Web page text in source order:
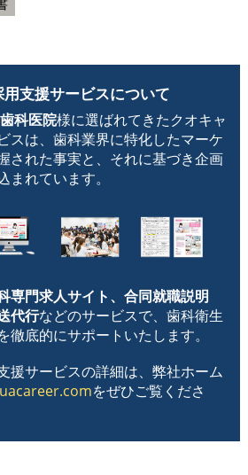
支援サービスについて
科医院様に選ばれてきたクオキャ
スは、歯科業界に特化したマーケ
された事実と、それに基づき企画
まれています。
専門求人サイト、合同就職説明
代行などのサービスで、歯科衛生
徹底的にサポートいたします。
援サービスの詳細は、弊社ホーム
をぜひご覧くださ